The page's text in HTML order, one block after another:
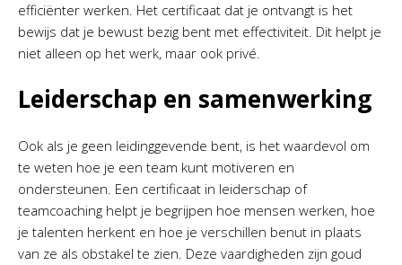
efficiënter werken. Het certificaat dat je ontvangt is het
bewijs dat je bewust bezig bent met effectiviteit. Dit helpt je
niet alleen op het werk, maar ook privé.
Leiderschap en samenwerking
Ook als je geen leidinggevende bent, is het waardevol om
te weten hoe je een team kunt motiveren en
ondersteunen. Een certificaat in leiderschap of
teamcoaching helpt je begrijpen hoe mensen werken, hoe
je talenten herkent en hoe je verschillen benut in plaats
van ze als obstakel te zien. Deze vaardigheden zijn goud